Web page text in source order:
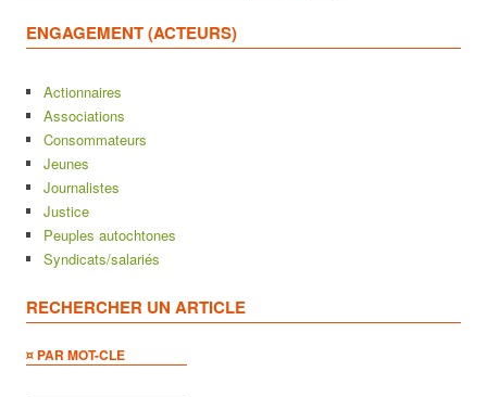
ENGAGEMENT (ACTEURS)
Actionnaires
Associations
Consommateurs
Jeunes
Journalistes
Justice
Peuples autochtones
Syndicats/salariés
RECHERCHER UN ARTICLE
¤ PAR MOT-CLE